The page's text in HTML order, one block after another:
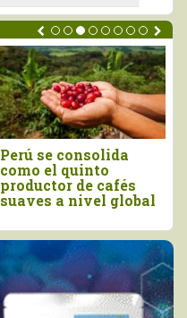
Perú se consolida
como el quinto
productor de cafés
suaves a nivel global